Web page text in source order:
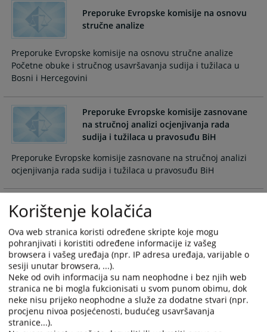
forward
interact
the
calendar
select
a
date.
Press
question
mark
key
to
get
the
keyboard
shortcuts
for
changing
dates.
forward
to
the
calendar
select
a
date.
Press
question
mark
key
to
get
the
keyboard
shortcuts
for
changing
dates.
Preporuke Evropske komisije na osnovu
stručne analize
Preporuke Evropske komisije na osnovu stručne analize
Početne obuke i stručnog usavršavanja sudija i tužilaca u
Bosni i Hercegovini
Preporuke Evropske komisije zasnovane
na stručnoj analizi ocjenjivanja rada
sudija i tužilaca u pravosuđu BiH
Preporuke Evropske komisije zasnovane na stručnoj analizi
ocjenjivanja rada sudija i tužilaca u pravosuđu BiH
Preporuke Evropske komisije zasnovane
na stručnoj analizi finansijskih izvještaja
sudija i tužilaca u pravosuđu BiH
Preporuke Evropske komisije zasnovane na stručnoj analizi
finansijskih izvještaja sudija i tužilaca u pravosuđu BiH
Preporuka Evropske komisije zasnovanih
na stručnoj analizi postupaka i kriterija za
imenovanje sudija i tužilaca u Bosni i
Korištenje kolačića
Ova web stranica koristi određene skripte koje mogu
pohranjivati i koristiti određene informacije iz vašeg
browsera i vašeg uređaja (npr. IP adresa uređaja, varijable o
sesiji unutar browsera, ...).
Neke od ovih informacija su nam neophodne i bez njih web
stranica ne bi mogla fukcionisati u svom punom obimu, dok
neke nisu prijeko neophodne a služe za dodatne stvari (npr.
procjenu nivoa posjećenosti, budućeg usavršavanja
stranice...).